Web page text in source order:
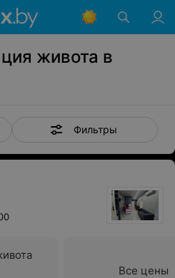
живота в
Фильтры
Все цены